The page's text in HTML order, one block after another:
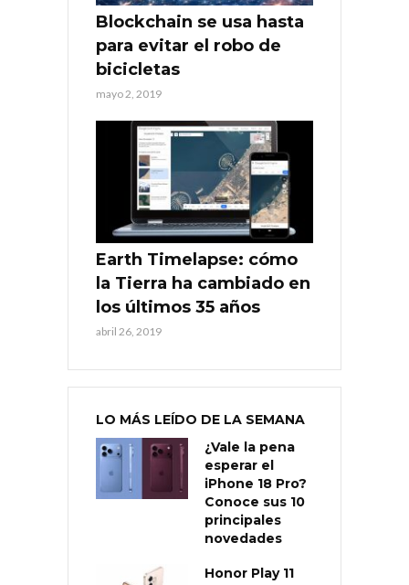
Blockchain se usa hasta
para evitar el robo de
bicicletas
mayo 2, 2019
Earth Timelapse: cómo
la Tierra ha cambiado en
los últimos 35 años
abril 26, 2019
LO MÁS LEÍDO DE LA SEMANA
¿Vale la pena
esperar el
iPhone 18 Pro?
Conoce sus 10
principales
novedades
Honor Play 11